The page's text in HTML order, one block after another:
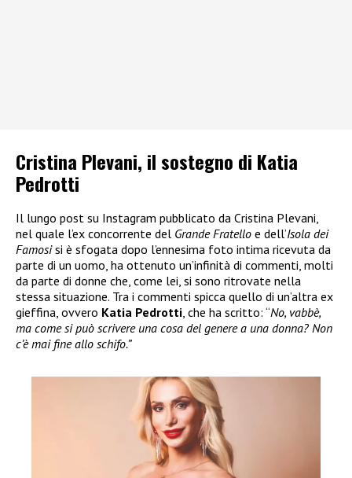
Cristina Plevani, il sostegno di Katia
Pedrotti
Il lungo post su Instagram pubblicato da Cristina Plevani,
nel quale l’ex concorrente del Grande Fratello e dell’Isola dei
Famosisi è sfogata dopo l’ennesima foto intima ricevuta da
parte di un uomo, ha ottenuto un’infinità di commenti, molti
da parte di donne che, come lei, si sono ritrovate nella
stessa situazione. Tra i commenti spicca quello di un’altra ex
gieffina, ovvero Katia Pedrotti, che ha scritto: “No, vabbè,
ma come si può scrivere una cosa del genere a una donna? Non
c’è mai fine allo schifo.”